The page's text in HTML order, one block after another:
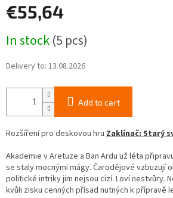
€55,64
price:
In stock(5 pcs)
Delivery to: 13.08.2026
Add to cart
Rozšíření pro deskovou hru Zaklínač: Starý
Akademie v Aretuze a Ban Ardu už léta
se staly mocnými mágy. Čarodějové vzbuzují
politické intriky jim nejsou cizí. Loví nestvůry.
kvůli zisku cenných přísad nutných k přípravě